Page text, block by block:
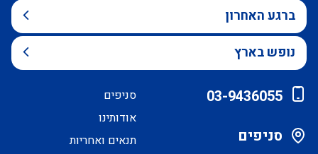
ברגע האחרון
נופש בארץ
03-9436055
סניפים
סניפים
אודותינו
תנאים ואחריות